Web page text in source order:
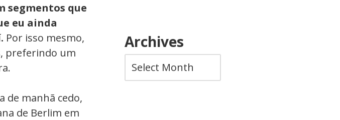
segmentos que
eu ainda
Por isso mesmo,
preferindo um
de manhã cedo,
de Berlim em
Archives